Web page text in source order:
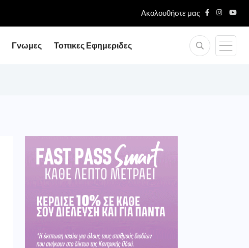
Ακολουθήστε μας
Γνωμες Τοπικες Εφημεριδες